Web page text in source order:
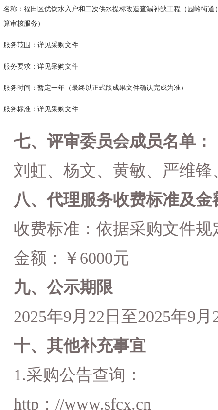
名称： 福田区优饮水入户和二次供水提标改造查漏补缺工程（园岭街道
算审核服务）
服务范围：详见采购文件
服务要求：详见采购文件
服务时间： 暂定一年（最终以正式版成果文件确认完成为准）
服务标准：详见采购文件
七、评审委员会成员名单：
刘虹、杨文、黄敏、严维锋
八、代理服务收费标准及金
收费标准：依据采购文件规
金额：￥ 6000元
九、公示期限
2025年9月 22 日至2025年9月
十、其他补充事宜
1.采购公告查询：
http ： //